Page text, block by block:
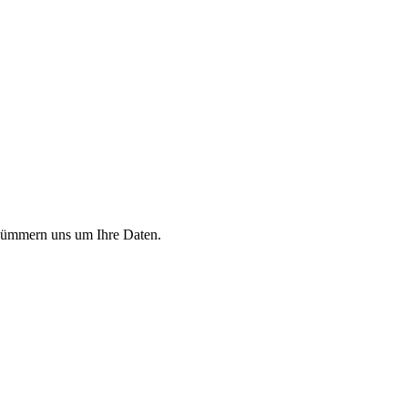
uns um Ihre Daten.